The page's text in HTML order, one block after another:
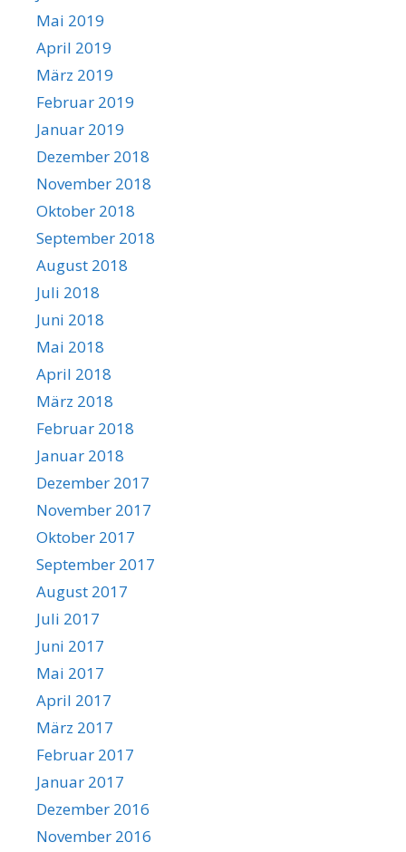
Mai 2019
April 2019
März 2019
Februar 2019
Januar 2019
Dezember 2018
November 2018
Oktober 2018
September 2018
August 2018
Juli 2018
Juni 2018
Mai 2018
April 2018
März 2018
Februar 2018
Januar 2018
Dezember 2017
November 2017
Oktober 2017
September 2017
August 2017
Juli 2017
Juni 2017
Mai 2017
April 2017
März 2017
Februar 2017
Januar 2017
Dezember 2016
November 2016